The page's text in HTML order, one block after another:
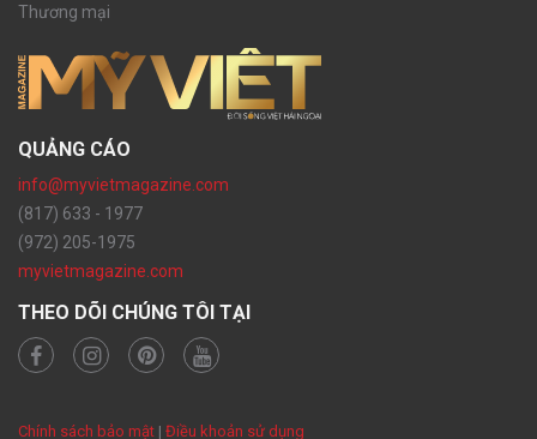
Thương mại
QUẢNG CÁO
info@myvietmagazine.com
(817) 633 - 1977
(972) 205-1975
myvietmagazine.com
THEO DÕI CHÚNG TÔI TẠI
Chính sách bảo mật | Điều khoản sử dụng